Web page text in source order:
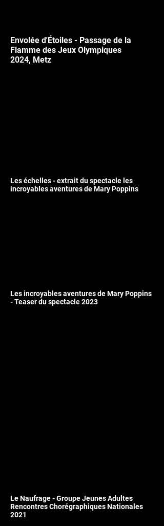
Envolée d'Étoiles - Passage de la
Flamme des Jeux Olympiques
2024, Metz
Les échelles - extrait du spectacle les
incroyables aventures de Mary Poppins
Les incroyables aventures de Mary Poppins
- Teaser du spectacle 2023
Le Naufrage - Groupe Jeunes Adultes
Rencontres Chorégraphiques Nationales
2021